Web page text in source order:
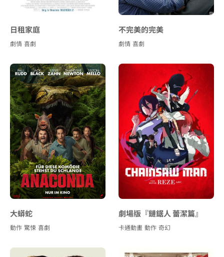
日租家庭
劇情 喜劇
不完美的完美
劇情 喜劇
大蟒蛇
動作 驚悚 喜劇
劇場版『鏈鋸人 蕾潔篇』
卡通動畫 動作 奇幻